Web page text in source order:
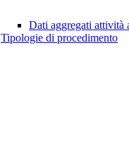
Dati aggregati attività
Tipologie di procedimento